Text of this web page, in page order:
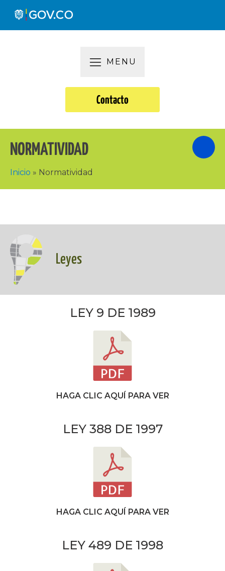
MENU
Contacto
NORMATIVIDAD
Inicio » Normatividad
Leyes
LEY 9 DE 1989
HAGA CLIC AQUÍ PARA VER
LEY 388 DE 1997
HAGA CLIC AQUÍ PARA VER
LEY 489 DE 1998